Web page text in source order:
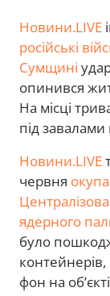
Новини.LIVE
російські
Сумщині
опинився
На місці
під
Новини.LIVE
червня
ядерного
було
фон на